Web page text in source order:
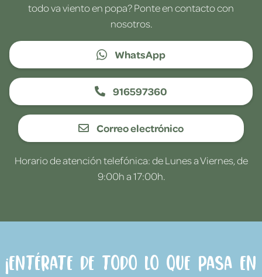
todo va viento en popa? Ponte en contacto con
nosotros.
WhatsApp
916597360
Correo electrónico
Horario de atención telefónica: de Lunes a Viernes, de
9:00h a 17:00h.
¡Entérate de todo lo que pasa en